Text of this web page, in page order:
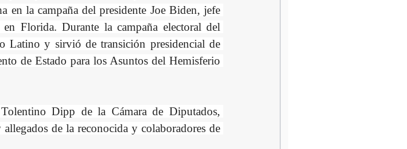
en la campaña del presidente Joe Biden, jefe
Florida. Durante la campaña electoral del
Latino y sirvió de transición presidencial de
de Estado para los Asuntos del Hemisferio
Dipp de la Cámara de Diputados,
de la reconocida y colaboradores de